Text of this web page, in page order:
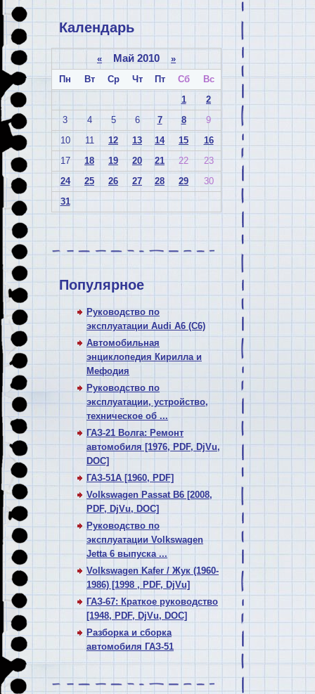
Календарь
« Май 2010 »
Пн
Вт Ср Чт Пт Сб
Вс
1
2
3
4 5 6 7 8
9
10
11 12 13 14 15
16
17
18 19 20 21 22
23
24
25 26 27 28 29
30
31
Популярное
Руководство по
эксплуатации Audi A6 (C6)
Автомобильная
энциклопедия Кирилла и
Мефодия
Руководство по
эксплуатации, устройство,
техническое об ...
ГАЗ-21 Волга: Ремонт
автомобиля [1976, PDF, DjVu,
DOC]
ГАЗ-51А [1960, PDF]
Volkswagen Passat В6 [2008,
PDF, DjVu, DOC]
Руководство по
эксплуатации Volkswagen
Jetta 6 выпуска ...
Volkswagen Kafer / Жук (1960-
1986) [1998 , PDF, DjVu]
ГАЗ-67: Краткое руководство
[1948, PDF, DjVu, DOC]
Разборка и сборка
автомобиля ГАЗ-51